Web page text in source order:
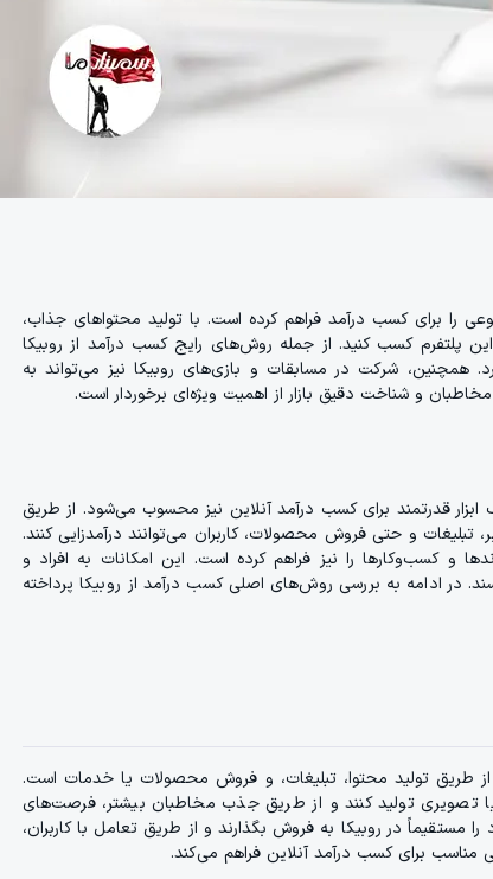
را برای کسب درآمد فراهم کرده است. با تولید محتواهای جذاب،
پلتفرم کسب کنید. از جمله روش‌های رایج کسب درآمد از روبیکا
همچنین، شرکت در مسابقات و بازی‌های روبیکا نیز می‌تواند به
و شناخت دقیق بازار از اهمیت ویژه‌ای برخوردار است.
ابزار قدرتمند برای کسب درآمد آنلاین نیز محسوب می‌شود. از طریق
تبلیغات و حتی فروش محصولات، کاربران می‌توانند درآمدزایی کنند.
و کسب‌وکارها را نیز فراهم کرده است. این امکانات به افراد و
در ادامه به بررسی روش‌های اصلی کسب درآمد از روبیکا پرداخته
از طریق تولید محتوا، تبلیغات، و فروش محصولات یا خدمات است.
تصویری تولید کنند و از طریق جذب مخاطبان بیشتر، فرصت‌های
در روبیکا به فروش بگذارند و از طریق تعامل با کاربران،
مناسب برای کسب درآمد آنلاین فراهم می‌کند.